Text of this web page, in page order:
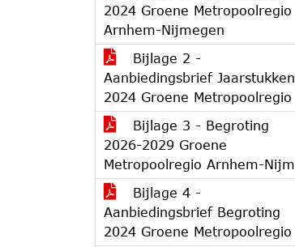
2024 Groene Metropoolregio
Arnhem-Nijmegen
Bijlage 2 -
Aanbiedingsbrief Jaarstukken
2024 Groene Metropoolregio
Bijlage 3 - Begroting
2026-2029 Groene
Metropoolregio Arnhem-Nijm
Bijlage 4 -
Aanbiedingsbrief Begroting
2024 Groene Metropoolregio